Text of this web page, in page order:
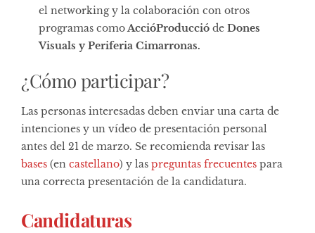
el networking y la colaboración con otros
programas como AccióProducció de Dones
Visuals y Periferia Cimarronas.
¿Cómo participar?
Las personas interesadas deben enviar una carta de
intenciones y un vídeo de presentación personal
antes del 21 de marzo. Se recomienda revisar las
bases (en castellano) y las preguntas frecuentes para
una correcta presentación de la candidatura.
Candidaturas